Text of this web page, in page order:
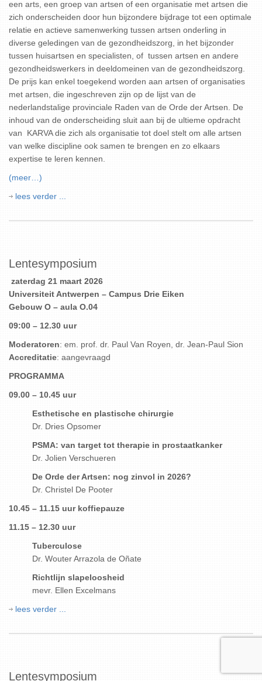
een arts, een groep van artsen of een organisatie met artsen die
zich onderscheiden door hun bijzondere bijdrage tot een optimale
relatie en actieve samenwerking tussen artsen onderling in
diverse geledingen van de gezondheidszorg, in het bijzonder
tussen huisartsen en specialisten, of tussen artsen en andere
gezondheidswerkers in deeldomeinen van de gezondheidszorg.
De prijs kan enkel toegekend worden aan artsen of organisaties
met artsen, die ingeschreven zijn op de lijst van de
nederlandstalige provinciale Raden van de Orde der Artsen. De
inhoud van de onderscheiding sluit aan bij de ultieme opdracht
van KARVA die zich als organisatie tot doel stelt om alle artsen
van welke discipline ook samen te brengen en zo elkaars
expertise te leren kennen.
(meer…)
lees verder ...
Lentesymposium
zaterdag 21 maart 2026
Universiteit Antwerpen – Campus Drie Eiken
Gebouw O – aula O.04
09:00 – 12.30 uur
Moderatoren: em. prof. dr. Paul Van Royen, dr. Jean-Paul Sion
Accreditatie: aangevraagd
PROGRAMMA
09.00 – 10.45 uur
Esthetische en plastische chirurgie
Dr. Dries Opsomer
PSMA: van target tot therapie in prostaatkanker
Dr. Jolien Verschueren
De Orde der Artsen: nog zinvol in 2026?
Dr. Christel De Pooter
10.45 – 11.15 uur koffiepauze
11.15 – 12.30 uur
Tuberculose
Dr. Wouter Arrazola de Oñate
Richtlijn slapeloosheid
mevr. Ellen Excelmans
lees verder ...
Lentesymposium